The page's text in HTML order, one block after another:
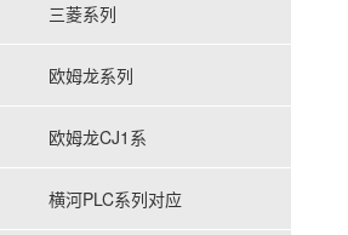
三菱系列
欧姆龙系列
欧姆龙CJ1系
横河PLC系列对应